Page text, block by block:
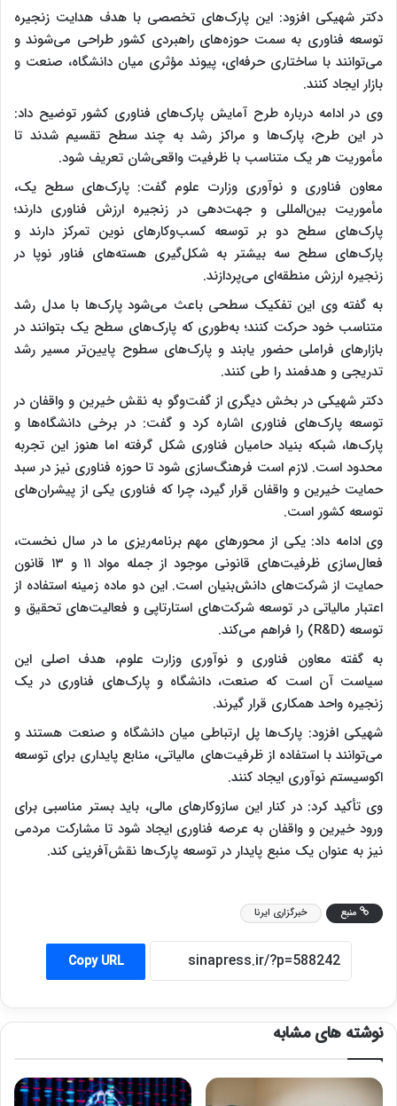
دکتر شهیکی افزود: این پارک‌های تخصصی با هدف هدایت زنجیره
توسعه فناوری به سمت حوزه‌های راهبردی کشور طراحی می‌شوند و
می‌توانند با ساختاری حرفه‌ای، پیوند مؤثری میان دانشگاه، صنعت و
بازار ایجاد کنند.
وی در ادامه درباره طرح آمایش پارک‌های فناوری کشور توضیح داد:
در این طرح، پارک‌ها و مراکز رشد به چند سطح تقسیم شدند تا
مأموریت هر یک متناسب با ظرفیت واقعی‌شان تعریف شود.
معاون فناوری و نوآوری وزارت علوم گفت: پارک‌های سطح یک،
مأموریت بین‌المللی و جهت‌دهی در زنجیره ارزش فناوری دارند؛
پارک‌های سطح دو بر توسعه کسب‌وکارهای نوین تمرکز دارند و
پارک‌های سطح سه بیشتر به شکل‌گیری هسته‌های فناور نوپا در
زنجیره ارزش منطقه‌ای می‌پردازند.
به گفته وی این تفکیک سطحی باعث می‌شود پارک‌ها با مدل رشد
متناسب خود حرکت کنند؛ به‌طوری که پارک‌های سطح یک بتوانند در
بازارهای فراملی حضور یابند و پارک‌های سطوح پایین‌تر مسیر رشد
تدریجی و هدفمند را طی کنند.
دکتر شهیکی در بخش دیگری از گفت‌وگو به نقش خیرین و واقفان در
توسعه پارک‌های فناوری اشاره کرد و گفت: در برخی دانشگاه‌ها و
پارک‌ها، شبکه بنیاد حامیان فناوری شکل گرفته اما هنوز این تجربه
محدود است. لازم است فرهنگ‌سازی شود تا حوزه فناوری نیز در سبد
حمایت خیرین و واقفان قرار گیرد، چرا که فناوری یکی از پیشران‌های
توسعه کشور است.
وی ادامه داد: یکی از محورهای مهم برنامه‌ریزی ما در سال نخست،
فعال‌سازی ظرفیت‌های قانونی موجود از جمله مواد ۱۱ و ۱۳ قانون
حمایت از شرکت‌های دانش‌بنیان است. این دو ماده زمینه استفاده از
اعتبار مالیاتی در توسعه شرکت‌های استارتاپی و فعالیت‌های تحقیق و
توسعه (R&D) را فراهم می‌کند.
به گفته معاون فناوری و نوآوری وزارت علوم، هدف اصلی این
سیاست آن است که صنعت، دانشگاه و پارک‌های فناوری در یک
زنجیره واحد همکاری قرار گیرند.
شهیکی افزود: پارک‌ها پل ارتباطی میان دانشگاه و صنعت هستند و
می‌توانند با استفاده از ظرفیت‌های مالیاتی، منابع پایداری برای توسعه
اکوسیستم نوآوری ایجاد کنند.
وی تأکید کرد: در کنار این سازوکارهای مالی، باید بستر مناسبی برای
ورود خیرین و واقفان به عرصه فناوری ایجاد شود تا مشارکت مردمی
نیز به عنوان یک منبع پایدار در توسعه پارک‌ها نقش‌آفرینی کند.
منبع خبرگزاری ایرنا
Copy URL
نوشته های مشابه